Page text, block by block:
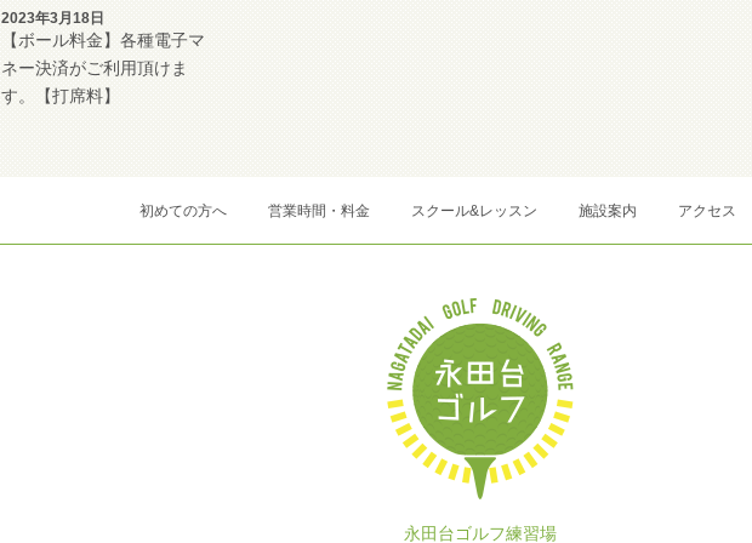
2023年3月18日
【ボール料金】各種電子マ
ネー決済がご利用頂けま
す。【打席料】
初めての方へ 営業時間・料金 スクール&レッスン 施設案内 アクセス
永田台ゴルフ練習場